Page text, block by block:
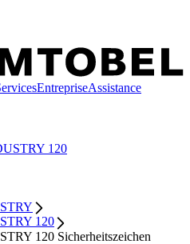
EntrepriseAssistance
120
120
120 Sicherheitszeichen